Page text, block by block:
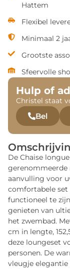
Hattem
Flexibel
Minimaal 2
Grootste
Sfeervolle
Hulp of
Christel staat
Bel
De Chaise
gerenommeerde
aanvulling voor
comfortabele set
functioneel te
genieten van
het zwembad.
cm in lengte,
deze loungeset
personen. De
vleugje